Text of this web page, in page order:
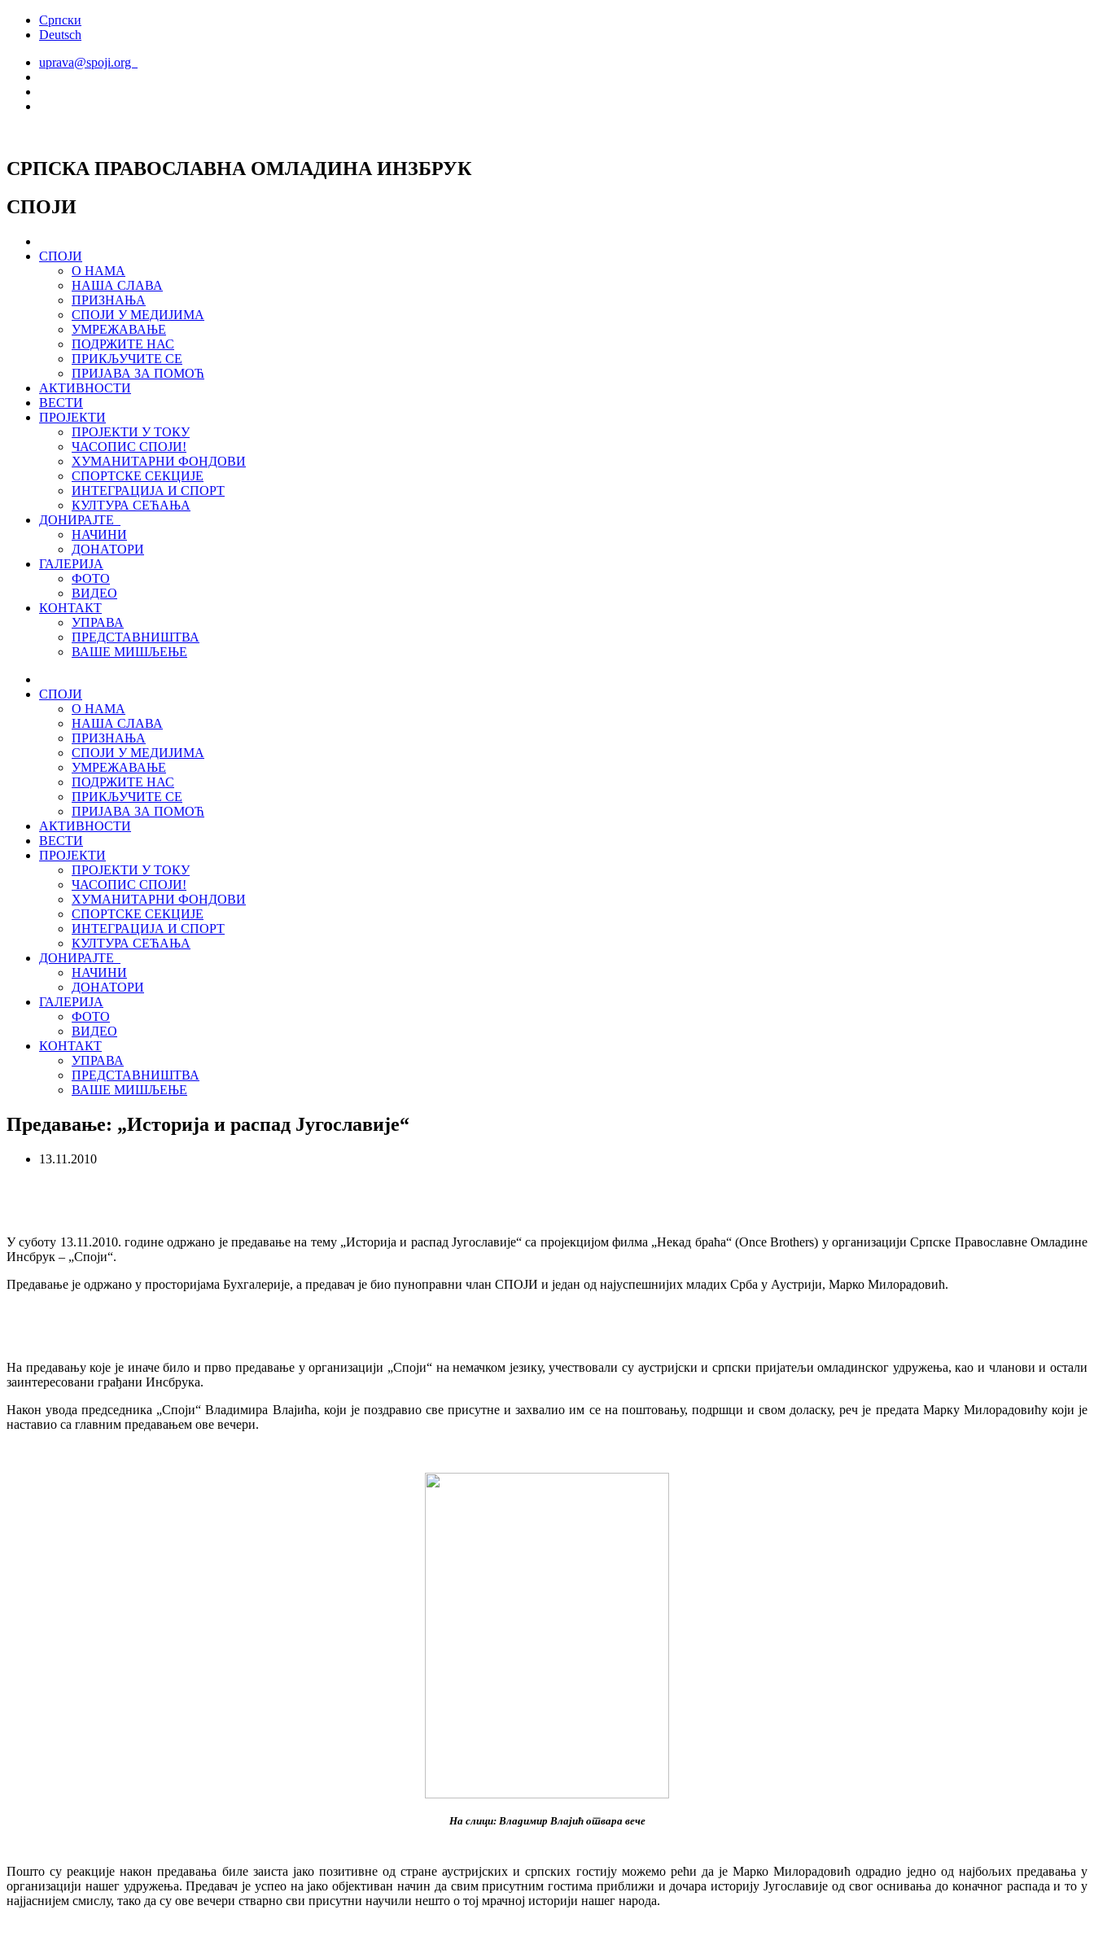
СкочитеСрпски
Deutsch
uprava@spoji.org
СРПСКА ПРАВОСЛАВНА ОМЛАДИНА ИНЗБРУК
СПОЈИ
СПОЈИ
О НАМА
НАША СЛАВА
ПРИЗНАЊА
СПОЈИ У МЕДИЈИМА
УМРЕЖАВАЊЕ
ПОДРЖИТЕ НАС
ПРИКЉУЧИТЕ СЕ
ПРИЈАВА ЗА ПОМОЋ
АКТИВНОСТИ
ВЕСТИ
ПРОЈЕКТИ
ПРОЈЕКТИ У ТОКУ
ЧАСОПИС СПОЈИ!
ХУМАНИТАРНИ ФОНДОВИ
СПОРТСКЕ СЕКЦИЈЕ
ИНТЕГРАЦИЈА И СПОРТ
КУЛТУРА СЕЋАЊА
ДОНИРАЈТЕ
НАЧИНИ
ДОНАТОРИ
ГАЛЕРИЈА
ФОТО
ВИДЕО
КОНТАКТ
УПРАВА
ПРЕДСТАВНИШТВА
ВАШЕ МИШЉЕЊЕ
СПОЈИ
О НАМА
НАША СЛАВА
ПРИЗНАЊА
СПОЈИ У МЕДИЈИМА
УМРЕЖАВАЊЕ
ПОДРЖИТЕ НАС
ПРИКЉУЧИТЕ СЕ
ПРИЈАВА ЗА ПОМОЋ
АКТИВНОСТИ
ВЕСТИ
ПРОЈЕКТИ
ПРОЈЕКТИ У ТОКУ
ЧАСОПИС СПОЈИ!
ХУМАНИТАРНИ ФОНДОВИ
СПОРТСКЕ СЕКЦИЈЕ
ИНТЕГРАЦИЈА И СПОРТ
КУЛТУРА СЕЋАЊА
ДОНИРАЈТЕ
НАЧИНИ
ДОНАТОРИ
ГАЛЕРИЈА
ФОТО
ВИДЕО
КОНТАКТ
УПРАВА
ПРЕДСТАВНИШТВА
ВАШЕ МИШЉЕЊЕ
Предавање: „Историја и распад Југославије“
13.11.2010
У суботу 13.11.2010. године одржано је предавање на тему „Историја и распад Југославије“ са пројекцијом филма „Некад браћа“ (Once Brothers) у организацији Српске Православне Омладине
Инсбрук – „Споји“.
Предавање је одржано у просторијама Бухгалерије, а предавач је био пуноправни члан СПОЈИ и један од најуспешнијих младих Срба у Аустрији, Марко Милорадовић.
На предавању које је иначе било и прво предавање у организацији „Споји“ на немачком језику, учествовали су аустријски и српски пријатељи омладинског удружења, као и чланови и остали
заинтересовани грађани Инсбрука.
Након увода председника „Споји“ Владимира Влајића, који је поздравио све присутне и захвалио им се на поштовању, подршци и свом доласку, реч је предата Марку Милорадовићу који је
наставио са главним предавањем ове вечери.
На слици: Владимир Влајић отвара вече
Пошто су реакције након предавања биле заиста јако позитивне од стране аустријских и српских гостију можемо рећи да је Марко Милорадовић одрадио једно од најбољих предавања у
организацији нашег удружења. Предавач је успео на јако објективан начин да свим присутним гостима приближи и дочара историју Југославије од свог оснивања до коначног распада и то у
најјаснијем смислу, тако да су ове вечери стварно сви присутни научили нешто о тој мрачној историји нашег народа.